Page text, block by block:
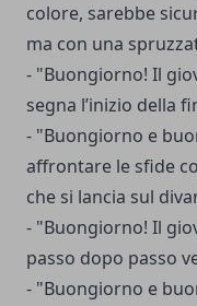
colore, sarebbe
ma con una
- "Buongiorno! Il
segna l’inizio della
- "Buongiorno e
affrontare le sfide
che si lancia sul
- "Buongiorno! Il
passo dopo passo
- "Buongiorno e